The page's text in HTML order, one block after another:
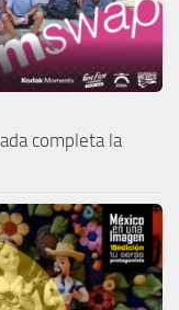
completa la